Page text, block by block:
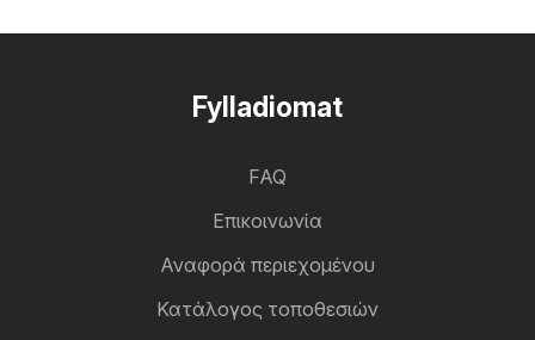
Fylladiomat
FAQ
Επικοινωνία
Αναφορά περιεχομένου
Κατάλογος τοποθεσιών